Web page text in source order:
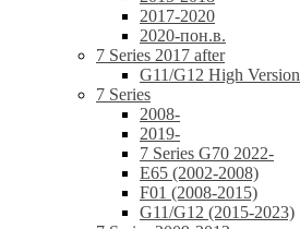
2017-2020
2020-пон.в.
7 Series 2017 after
G11/G12 High Version
7 Series
2008-
2019-
7 Series G70 2022-
E65 (2002-2008)
F01 (2008-2015)
G11/G12 (2015-2023)